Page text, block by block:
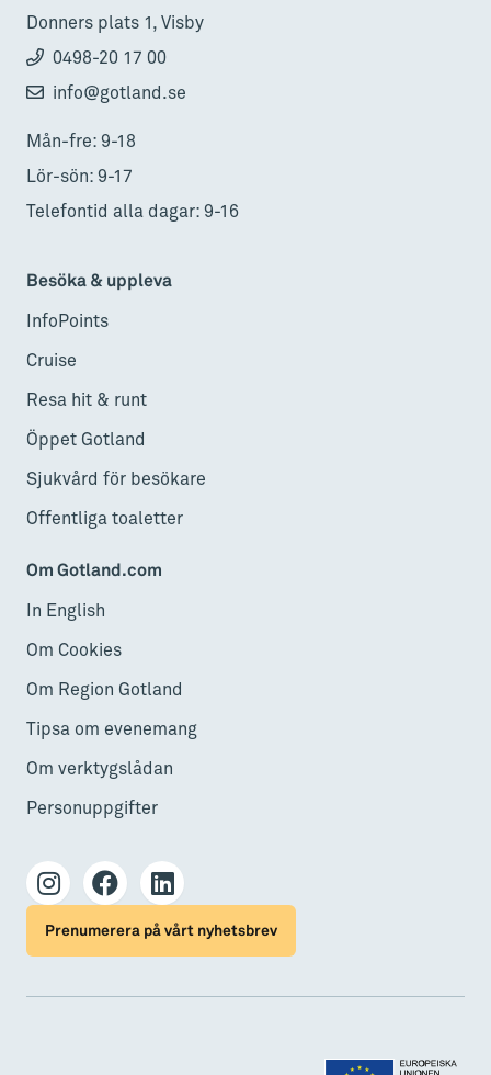
Donners plats 1, Visby
0498-20 17 00
info@gotland.se
Mån-fre: 9-18
Lör-sön: 9-17
Telefontid alla dagar: 9-16
Besöka & uppleva
InfoPoints
Cruise
Resa hit & runt
Öppet Gotland
Sjukvård för besökare
Offentliga toaletter
Om Gotland.com
In English
Om Cookies
Om Region Gotland
Tipsa om evenemang
Om verktygslådan
Personuppgifter
Prenumerera på vårt nyhetsbrev